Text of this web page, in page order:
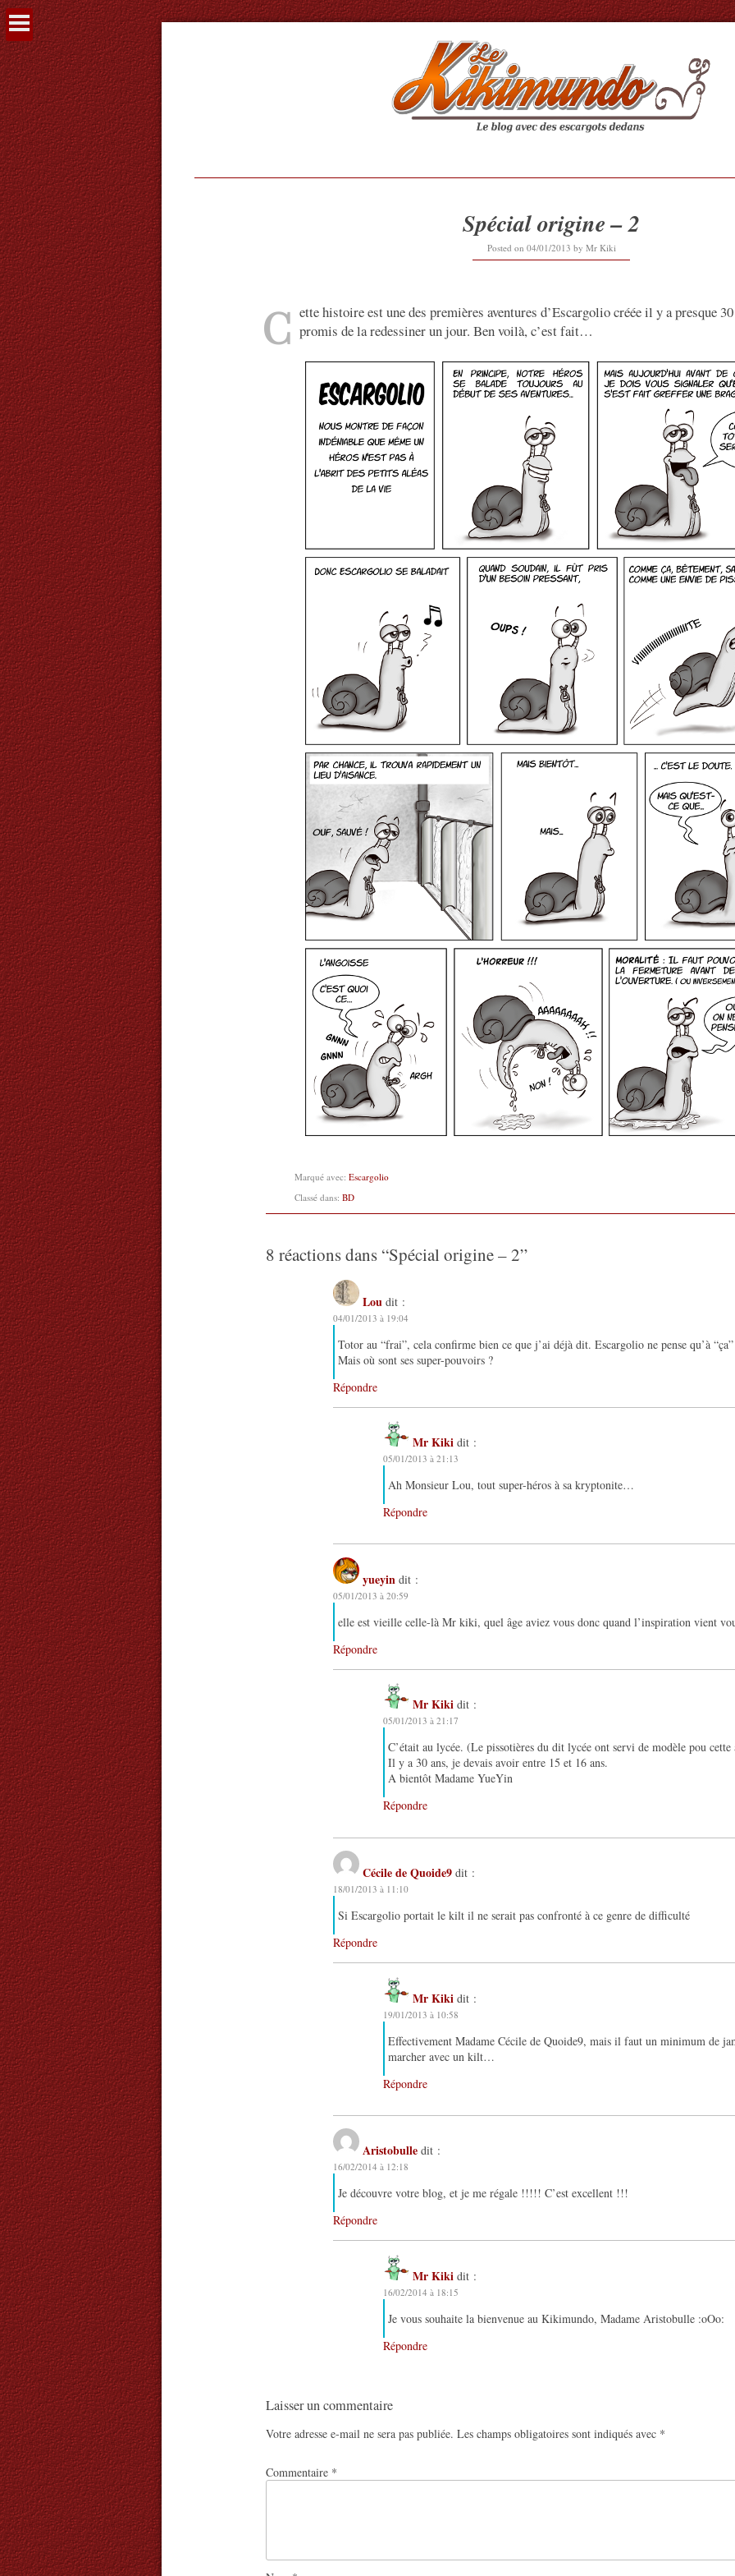
Voir
le
contenu
Spécial origine – 2
Posted on 04/01/201314/09/2017
by Mr Kiki
C ette histoire est une des premières aventures d’Escargolio créée il y a presque
promis de la redessiner un jour. Ben voilà, c’est fait…
Marqué avec: Escargolio
Classé dans: BD
8 réactions dans “Spécial origine – 2”
Lou dit :
04/01/2013 à 19:04
Totor au “frai”, cela confirme bien ce que j’ai déjà dit. Escargolio ne pense qu’à
Mais où sont ses super-pouvoirs ?
Répondre
Mr Kiki dit :
05/01/2013 à 21:13
Ah Monsieur Lou, tout super-héros à sa kryptonite…
Répondre
yueyin dit :
05/01/2013 à 20:59
elle est vieille celle-là Mr kiki, quel âge aviez vous donc quand l’inspiration vient
Répondre
Mr Kiki dit :
05/01/2013 à 21:17
C’était au lycée. (Le pissotières du dit lycée ont servi de modèle pou
Il y a 30 ans, je devais avoir entre 15 et 16 ans.
A bientôt Madame YueYin
Répondre
Cécile de Quoide9 dit :
18/01/2013 à 11:10
Si Escargolio portait le kilt il ne serait pas confronté à ce genre de difficulté
Répondre
Mr Kiki dit :
19/01/2013 à 10:58
Effectivement Madame Cécile de Quoide9, mais il faut un minimum de
marcher avec un kilt…
Répondre
Aristobulle dit :
16/02/2014 à 12:18
Je découvre votre blog, et je me régale !!!!! C’est excellent !!!
Répondre
Mr Kiki dit :
16/02/2014 à 18:15
Je vous souhaite la bienvenue au Kikimundo, Madame Aristobulle :oOo:
Répondre
Laisser un commentaire
Votre adresse e-mail ne sera pas publiée. Les champs obligatoires sont indiqués avec *
Commentaire *